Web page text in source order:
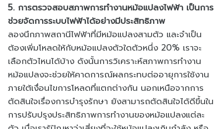
5. การตรวจสอบสภาพการทำงานหม้อแปลงไฟฟ้า เป็นการ
ช่วยจัดการระบบไฟฟ้าได้อย่างมีประสิทธิภาพ
ลองนึกภาพสถานีไฟฟ้าที่มีหม้อแปลงสามตัว และจำเป็น
ต้องเพิ่มโหลดให้กับหม้อแปลงตัวใดตัวหนึ่ง 20% เราจะ
เลือกตัวไหนได้บ้าง ดังนั้นการวิเคราะห์สภาพการทำงาน
หม้อแปลงจะช่วยให้คาดการณ์ผลกระทบต่ออายุการใช้งาน
ภายใต้เงื่อนไขการโหลดที่แตกต่างกัน นอกเหนือจากการ
ตัดสินใจเรื่องการบำรุงรักษา ยังสามารถตัดสินใจได้ดีขึ้นใน
การปรับปรุงประสิทธิภาพการทำงานของหม้อแปลงแต่ละ